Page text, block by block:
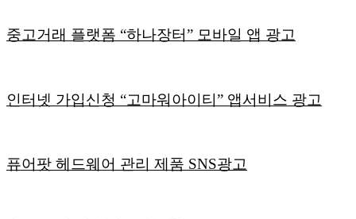
중고거래 플랫폼 “하나장터” 모바일 앱 광고
인터넷 가입신청 “고마워아이티” 앱서비스 광고
퓨어팟 헤드웨어 관리 제품 SNS광고